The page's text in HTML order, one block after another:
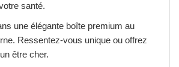
santé.
une élégante boîte premium au
Ressentez-vous unique ou offrez
être cher.